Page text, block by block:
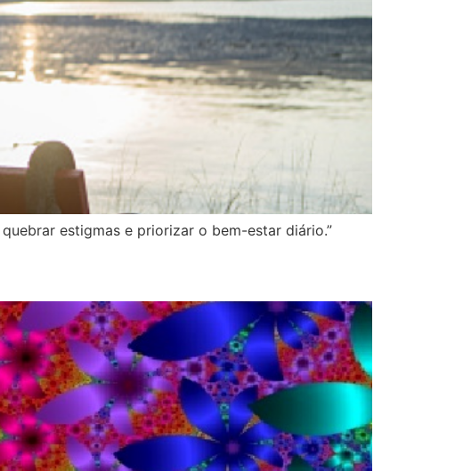
estigmas e priorizar o bem-estar diário.”